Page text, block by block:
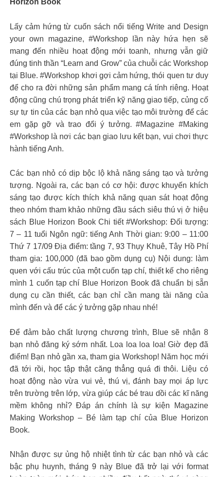
Horizon Book
Lấy cảm hứng từ cuốn sách nổi tiếng Write and Design
your own magazine, #Workshop lần này hứa hẹn sẽ
mang đến nhiều hoạt động mới toanh, nhưng vẫn giữ
đúng tinh thần “Learn and Grow” của chuỗi các Workshop
tại Blue. #Workshop khơi gợi cảm hứng, thói quen tư duy
để cho ra đời những sản phẩm mang cá tính riêng. Hoạt
động cũng chú trọng phát triển kỹ năng giao tiếp, củng cố
sự tự tin của các bạn nhỏ qua việc tạo môi trường để các
em gặp gỡ và trao đổi ý tưởng. #Magazine #Making
#Workshop là nơi các bạn giao lưu kết bạn, vui chơi thực
hành tiếng Anh.
Các bạn nhỏ có dịp bộc lộ khả năng sáng tạo và tưởng
tượng. Ngoài ra, các bạn có cơ hội: được khuyến khích
sáng tạo được kích thích khả năng quan sát hoạt động
theo nhóm tham khảo những đầu sách siêu thú vị ở hiệu
sách Blue Horizon Book Chi tiết #Workshop: Đối tượng:
7 – 11 tuổi Ngôn ngữ: tiếng Anh Thời gian: 9:00 – 11:00
Thứ 7 17/09 Địa điểm: tầng 7, 93 Thụy Khuê, Tây Hồ Phí
tham gia: 100,000 (đã bao gồm dụng cụ) Nội dung: làm
quen với cấu trúc của một cuốn tạp chí, thiết kế cho riêng
mình 1 cuốn tạp chí Blue Horizon Book đã chuẩn bị sẵn
dụng cụ cần thiết, các bạn chỉ cần mang tài năng của
mình đến và để các ý tưởng gặp nhau nhé!
Để đảm bảo chất lượng chương trình, Blue sẽ nhận 8
bạn nhỏ đăng ký sớm nhất. Loa loa loa loa! Giờ đẹp đã
điểm! Bạn nhỏ gần xa, tham gia Workshop! Năm học mới
đã tới rồi, học tập thật căng thẳng quá đi thôi. Liệu có
hoạt động nào vừa vui vẻ, thú vị, đánh bay mọi áp lực
trên trường trên lớp, vừa giúp các bé trau dồi các kĩ năng
mềm không nhỉ? Đáp án chính là sự kiện Magazine
Making Workshop – Bé làm tạp chí của Blue Horizon
Book.
Nhận được sự ủng hộ nhiệt tình từ các bạn nhỏ và các
bậc phụ huynh, tháng 9 này Blue đã trở lại với format